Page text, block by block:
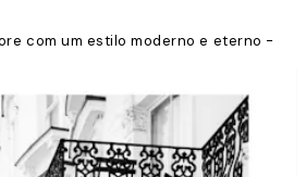
com um estilo moderno e eterno -